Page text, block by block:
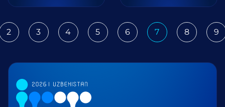
2 3 4 5 6 7 8 9